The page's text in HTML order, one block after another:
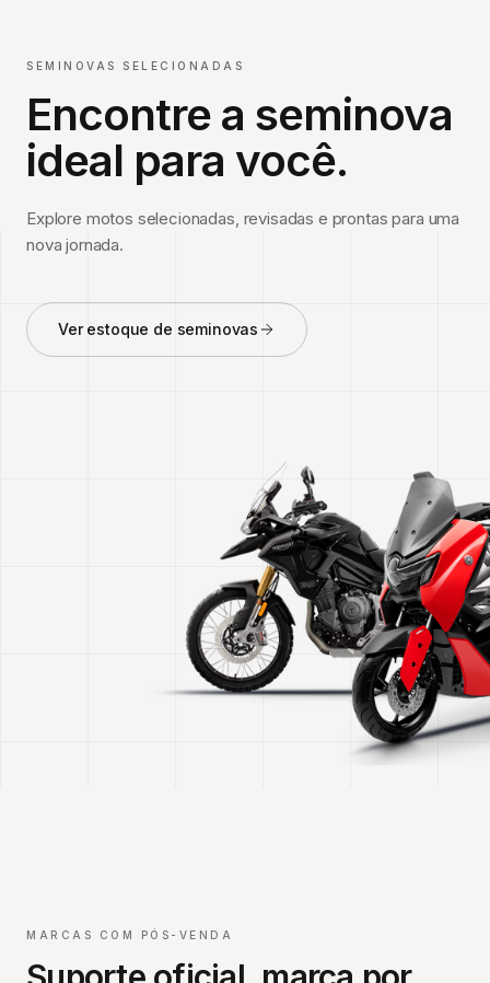
SEMINOVAS SELECIONADAS
Encontre a seminova
ideal para você.
Explore motos selecionadas, revisadas e prontas para uma
nova jornada.
Ver estoque de seminovas
MARCAS COM PÓS-VENDA